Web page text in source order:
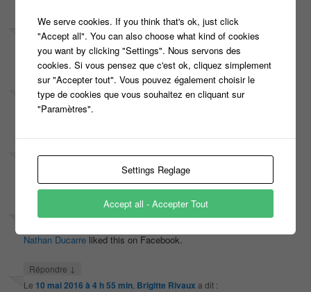
Répondre↓
10 mai 2016 à 4 h 55 min,Sandrine Samsona dit :
Sandrine Samsonliked this on Facebook.
Répondre↓
10 mai 2016 à 4 h 55 min,Claude Hilloua dit :
Claude Hillouliked this on Facebook.
10 mai 2016 à 4 h 55 min
liked this on Facebook.
Nathan Ducarre liked this on Facebook.
Répondre ↓
Le 10 mai 2016 à 4 h 55 min Brigitte Rivaux a dit :
We serve cookies. If you think that's ok, just click
"Accept all". You can also choose what kind of cookies
you want by clicking "Settings". Nous servons des
cookies. Si vous pensez que c'est ok, cliquez simplement
sur "Accepter tout". Vous pouvez également choisir le
type de cookies que vous souhaitez en cliquant sur
"Paramètres".
Settings Reglage
Accept all - Accepter Tout